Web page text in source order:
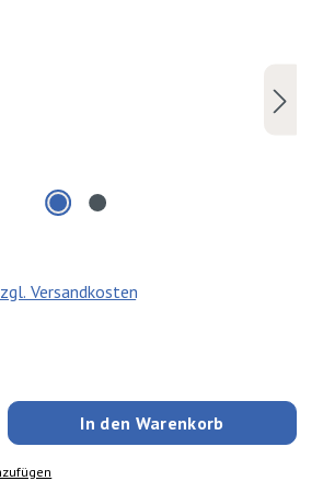
Versandkosten
Gib den gewünschten Wert
In den Warenkorb